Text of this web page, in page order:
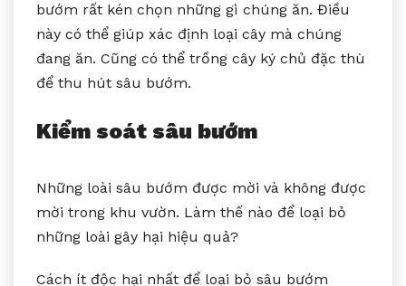
bướm rất kén chọn những gì chúng ăn. Điều
này có thể giúp xác định loại cây mà chúng
đang ăn. Cũng có thể trồng cây ký chủ đặc thù
để thu hút sâu bướm.
Kiểm soát sâu bướm
Những loài sâu bướm được mời và không được
mời trong khu vườn. Làm thế nào để loại bỏ
những loài gây hại hiệu quả?
Cách ít độc hại nhất để loại bỏ sâu bướm